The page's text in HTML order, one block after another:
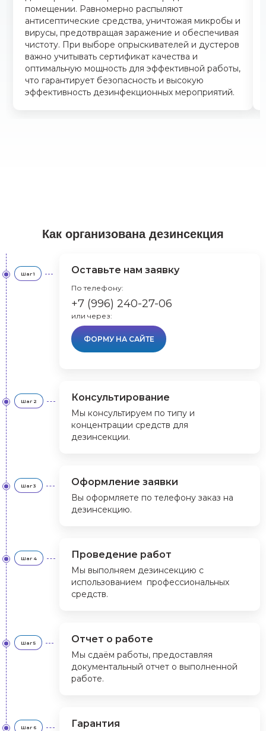
помещении. Равномерно распыляют
антисептические средства, уничтожая микробы и
вирусы, предотвращая заражение и обеспечивая
чистоту. При выборе опрыскивателей и дустеров
важно учитывать сертификат качества и
оптимальную мощность для эффективной работы,
что гарантирует безопасность и высокую
эффективность дезинфекционных мероприятий.
Как организована дезинсекция
Шаг 1 Оставьте нам заявку
По телефону:
+7 (996) 240-27-06
или через:
ФОРМУ НА САЙТЕ
Шаг 2 Консультирование
Мы консультируем по типу и
концентрации средств для
дезинсекции.
Шаг 3 Оформление заявки
Вы оформляете по телефону заказ на
дезинсекцию.
Шаг 4 Проведение работ
Мы выполняем дезинсекцию с
использованием профессиональных
средств.
Шаг 5 Отчет о работе
Мы сдаём работы, предоставляя
документальный отчет о выполненной
работе.
Шаг 6 Гарантия